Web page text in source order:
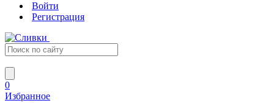
Войти
Регистрация
0
Избранное